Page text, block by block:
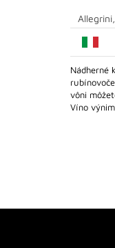
Nádherné
vôni
Víno